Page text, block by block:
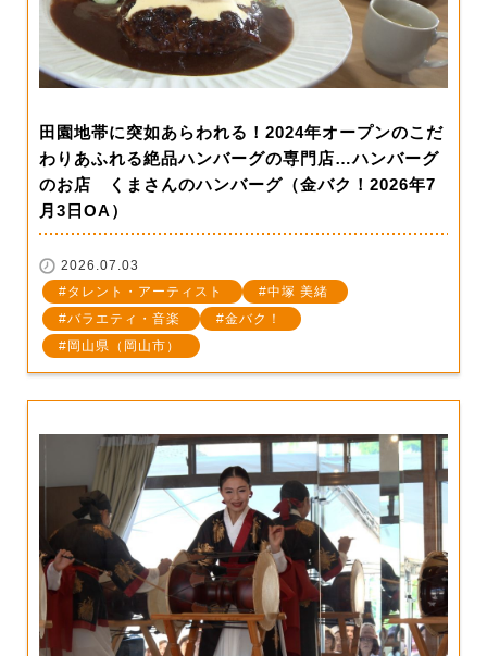
田園地帯に突如あらわれる！2024年オープンのこだ
わりあふれる絶品ハンバーグの専門店…ハンバーグ
のお店 くまさんのハンバーグ（金バク！2026年7
月3日OA）
2026.07.03
タレント・アーティスト
中塚 美緒
バラエティ・音楽
金バク！
岡山県（岡山市）